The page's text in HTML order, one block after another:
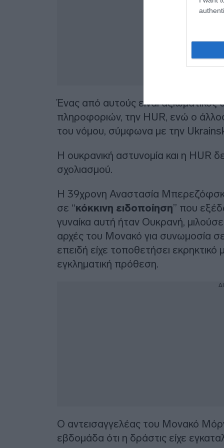
Ένας από αυτούς είναι
πληροφοριών, την HUR, ενώ ο
του νόμου, σύμφωνα με την
Η ουκρανική αστυνομία και η HUR
σχολιασμού.
Η 39χρονη Αναστασία
σε “κόκκινη ειδοποίηση” που
γυναίκα αυτή ήταν Ουκρανή,
αρχές του Μονακό για συνωμοσία
επειδή είχε τοποθετήσει
εγκληματική πρόθεση.
Ο αντεισαγγελέας του Μονακό
εβδομάδα ότι η δράστις είχε